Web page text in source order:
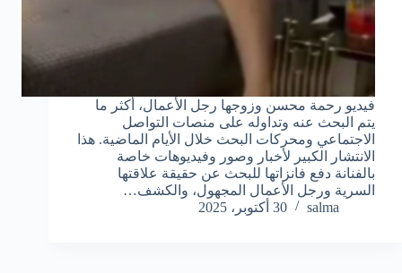
فيديو رحمة محسن وزوجها رجل الأعمال، أكثر ما
يتم البحث عنه وتداوله على منصات التواصل
الاجتماعي ومحركات البحث خلال الأيام الماضية. هذا
الانتشار الكبير لأخبار وصور وفيديوهات خاصة
بالفنانة دفع فانزاتها للبحث عن حقيقة علاقتها
السرية ورجل الأعمال المجهول، والكشف…
salma
30 أكتوبر، 2025